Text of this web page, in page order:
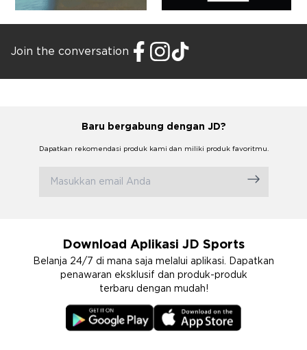
Join the conversation
Baru bergabung dengan JD?
Dapatkan rekomendasi produk kami dan miliki produk favoritmu.
Download Aplikasi JD Sports
Belanja 24/7 di mana saja melalui aplikasi. Dapatkan
penawaran eksklusif dan produk-produk
terbaru dengan mudah!